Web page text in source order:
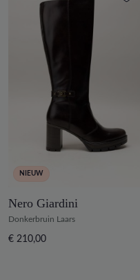
NIEUW
Nero Giardini
Donkerbruin Laars
€ 210,00